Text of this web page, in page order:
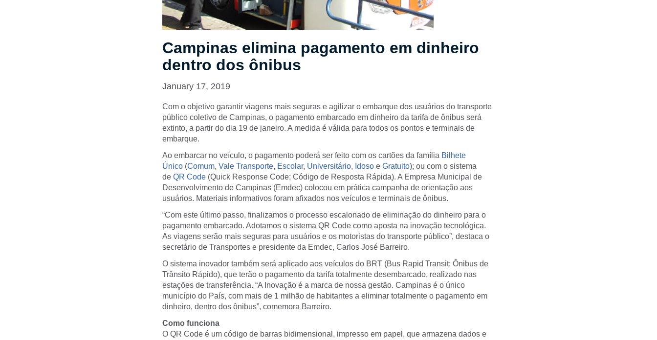
Campinas elimina pagamento em dinheiro
dentro dos ônibus
January 17, 2019
Com o objetivo garantir viagens mais seguras e agilizar o embarque dos usuários do transporte
público coletivo de Campinas, o pagamento embarcado em dinheiro da tarifa de ônibus será
extinto, a partir do dia 19 de janeiro. A medida é válida para todos os pontos e terminais de
embarque.
Ao embarcar no veículo, o pagamento poderá ser feito com os cartões da família Bilhete
Único (Comum, Vale Transporte, Escolar, Universitário, Idoso e Gratuito); ou com o sistema
de QR Code (Quick Response Code; Código de Resposta Rápida). A Empresa Municipal de
Desenvolvimento de Campinas (Emdec) colocou em prática campanha de orientação aos
usuários. Materiais informativos foram afixados nos veículos e terminais de ônibus.
“Com este último passo, finalizamos o processo escalonado de eliminação do dinheiro para o
pagamento embarcado. Adotamos o sistema QR Code como aposta na inovação tecnológica.
As viagens serão mais seguras para usuários e os motoristas do transporte público”, destaca o
secretário de Transportes e presidente da Emdec, Carlos José Barreiro.
O sistema inovador também será aplicado aos veículos do BRT (Bus Rapid Transit; Ônibus de
Trânsito Rápido), que terão o pagamento da tarifa totalmente desembarcado, realizado nas
estações de transferência. “A Inovação é a marca de nossa gestão. Campinas é o único
município do País, com mais de 1 milhão de habitantes a eliminar totalmente o pagamento em
dinheiro, dentro dos ônibus”, comemora Barreiro.
Como funciona
O QR Code é um código de barras bidimensional, impresso em papel, que armazena dados e